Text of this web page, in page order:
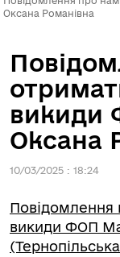
Оксана Романівна
викиди
Оксана
10/03/2025 : 18:24
Повідомлення
викиди ФОП